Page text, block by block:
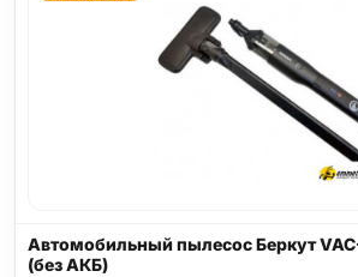
Автомобильный пылесос Беркут
(без АКБ)